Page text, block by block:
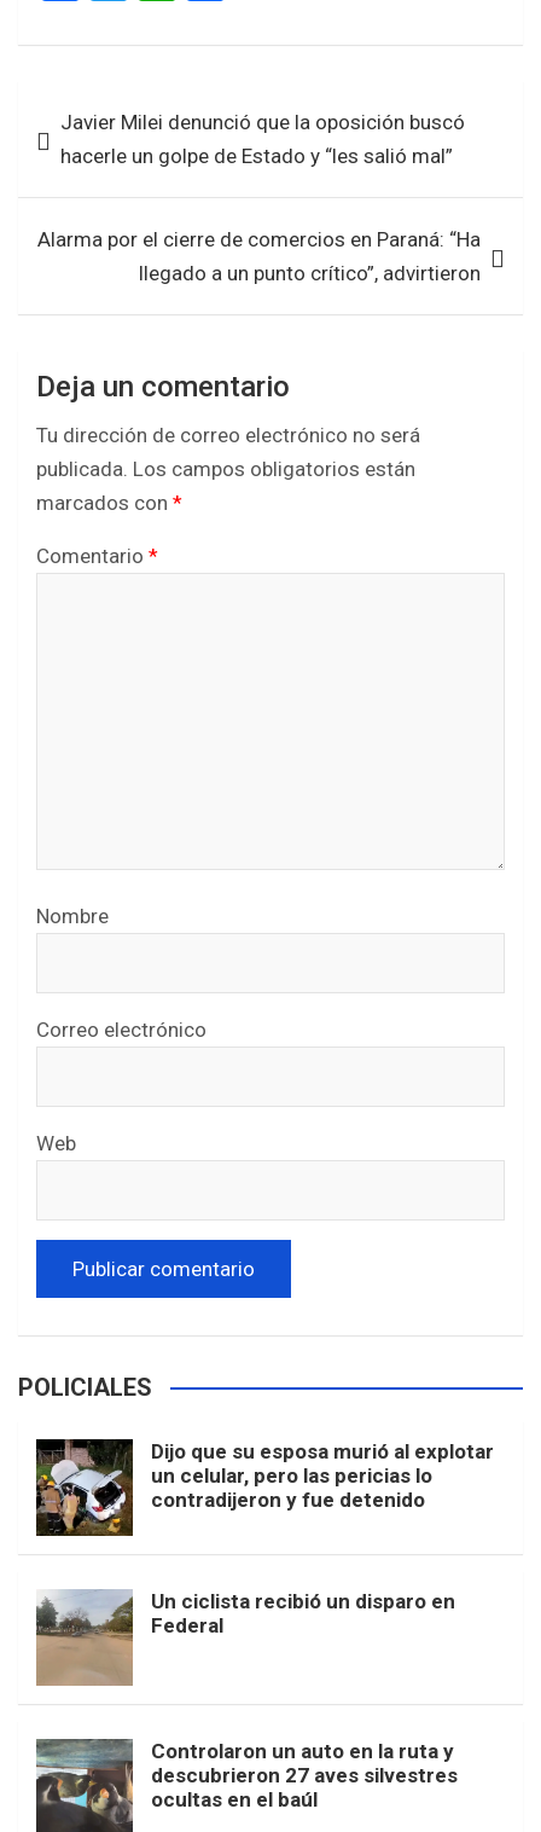
ce
o
o
k
tt at
A
p
p
ar
de Javier Milei denunció que la oposición buscó
hacerle un golpe de Estado y “les salió mal”
Alarma por el cierre de comercios en Paraná: “Ha
llegado a un punto crítico”, advirtieron
Deja un comentario
Tu dirección de correo electrónico no será
publicada. Los campos obligatorios están
marcados con *
Comentario *
Nombre
Correo electrónico
Web
POLICIALES
Dijo que su esposa murió al explotar
un celular, pero las pericias lo
contradijeron y fue detenido
Un ciclista recibió un disparo en
Federal
Controlaron un auto en la ruta y
descubrieron 27 aves silvestres
ocultas en el baúl